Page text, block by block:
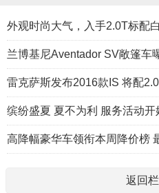
外观时尚大气，入手2.0T标配
兰博基尼Aventador SV敞篷车
雷克萨斯发布2016款IS 将配
缤纷盛夏 夏不为利 服务活动开
高降幅豪华车领衔本周降价榜
返回